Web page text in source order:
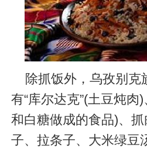
除抓饭外，乌孜别克
有“库尔达克”(土豆炖肉
和白糖做成的食品)、
子、拉条子、大米绿豆